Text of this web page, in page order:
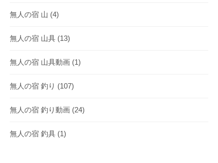
無人の宿 山 (4)
無人の宿 山具 (13)
無人の宿 山具動画 (1)
無人の宿 釣り (107)
無人の宿 釣り動画 (24)
無人の宿 釣具 (1)